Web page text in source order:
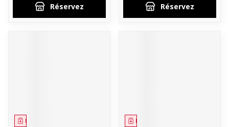
Réservez Réservez
Médicament Médicament